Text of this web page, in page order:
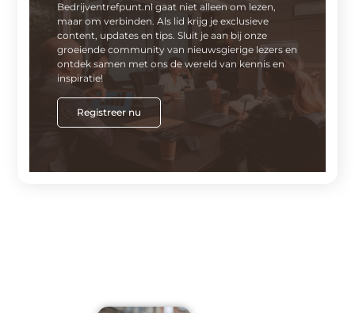
Bedrijventrefpunt.nl gaat niet alleen om lezen,
maar om verbinden. Als lid krijg je exclusieve
content, updates en tips. Sluit je aan bij onze
groeiende community van nieuwsgierige lezers en
ontdek samen met ons de wereld van kennis en
inspiratie!
Registreer nu